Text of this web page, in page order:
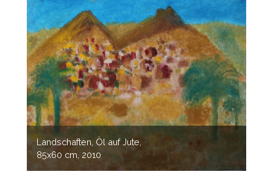
Landschaften, Öl auf Jute,
85x60 cm, 2010